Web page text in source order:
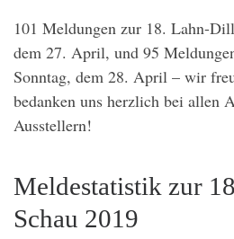
101 Meldungen zur 18. Lahn-
dem 27. April, und 95
Sonntag, dem 28. April – wir
bedanken uns herzlich bei allen
Ausstellern!
Meldestatistik zur
Schau 2019